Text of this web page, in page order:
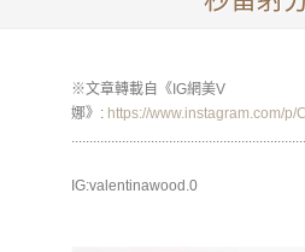
※文章轉載自《IG網美V
娜》: https://www.instagram.com/p/
IG:valentinawood.0